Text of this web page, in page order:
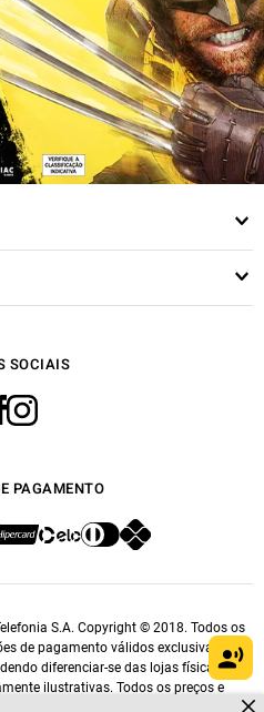
SOCIAIS
PAGAMENTO
S.A. Copyright © 2018. Todos os
de pagamento válidos exclusivamente
diferenciar-se das lojas físicas. As
ilustrativas. Todos os preços e